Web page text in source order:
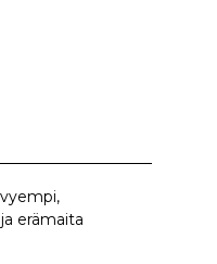
erämaita